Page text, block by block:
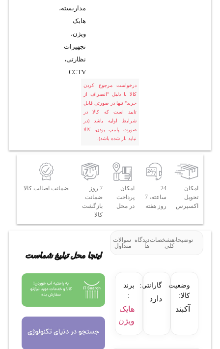
مداربسته،
هایک
ویژن،
تجهیزات
نظارتی،
CCTV
درخواست مرجوع کردن
کالا با دلیل "انصراف از
خرید" تنها در صورتی قابل
تایید است که کالا در
شرایط اولیه باشد (در
صورت پلمپ بودن، کالا
نباید باز شده باشد).
امکان
تحویل
اکسپرس
24
ساعته، 7
روز هفته
امکان
پرداخت
در محل
7 روز
ضمانت
بازگشت
کالا
ضمانت اصالت کالا
توضیحاتمشخصات
کلی
دیدگاه
ها
سوالات
متداول
وضعیت
کالا:
آکبند
گارانتی:
دارد
برند
:
هایک
ویژن
اینجا محل تبلیغ شماست